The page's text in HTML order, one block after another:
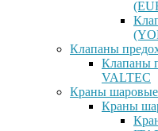
Клапаны
Клапаны
VALTEC
Краны шаровые
Краны